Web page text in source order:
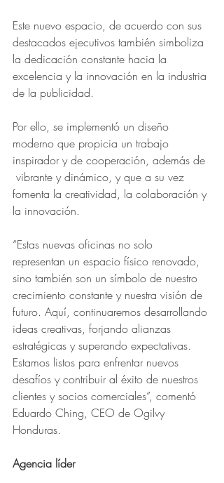
Este nuevo espacio, de acuerdo con sus
destacados ejecutivos también simboliza
la dedicación constante hacia la
excelencia y la innovación en la industria
de la publicidad.
Por ello, se implementó un diseño
moderno que propicia un trabajo
inspirador y de cooperación, además de
vibrante y dinámico, y que a su vez
fomenta la creatividad, la colaboración y
la innovación.
“Estas nuevas oficinas no solo
representan un espacio físico renovado,
sino también son un símbolo de nuestro
crecimiento constante y nuestra visión de
futuro. Aquí, continuaremos desarrollando
ideas creativas, forjando alianzas
estratégicas y superando expectativas.
Estamos listos para enfrentar nuevos
desafíos y contribuir al éxito de nuestros
clientes y socios comerciales”, comentó
Eduardo Ching, CEO de Ogilvy
Honduras.
Agencia líder